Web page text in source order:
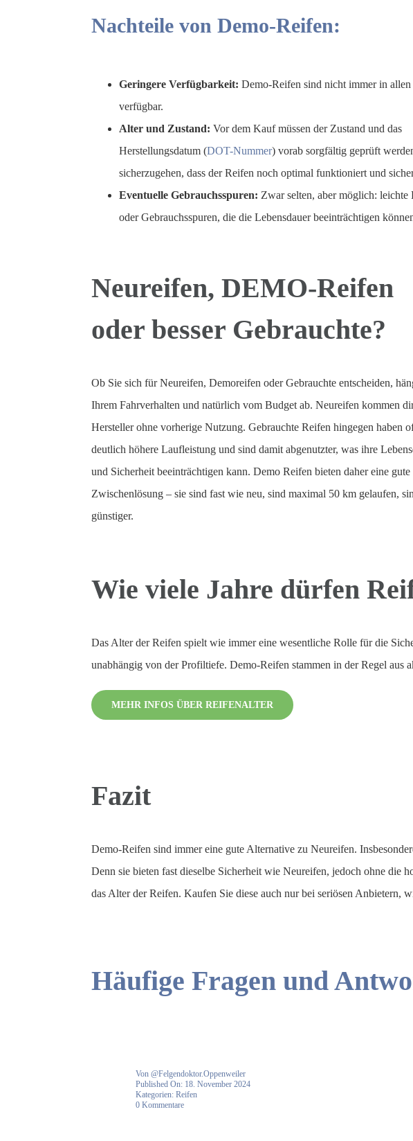
Nachteile von Demo-Reifen:
Geringere Verfügbarkeit: Demo-Reifen sind nicht immer in
verfügbar.
Alter und Zustand: Vor dem Kauf müssen der Zustand und das
Herstellungsdatum (DOT-Nummer) vorab sorgfältig geprüft
sicherzugehen, dass der Reifen noch optimal funktioniert und
Eventuelle Gebrauchsspuren: Zwar selten, aber möglich: leichte
oder Gebrauchsspuren, die die Lebensdauer beeinträchtigen
Neureifen, DEMO-Reifen
oder besser Gebrauchte?
Ob Sie sich für Neureifen, Demoreifen oder Gebrauchte entscheiden,
Ihrem Fahrverhalten und natürlich vom Budget ab. Neureifen kommen
Hersteller ohne vorherige Nutzung. Gebrauchte Reifen hingegen haben
deutlich höhere Laufleistung und sind damit abgenutzter, was ihre
und Sicherheit beeinträchtigen kann. Demo Reifen bieten daher eine gute
Zwischenlösung – sie sind fast wie neu, sind maximal 50 km gelaufen,
günstiger.
Wie viele Jahre dürfen
Das Alter der Reifen spielt wie immer eine wesentliche Rolle für die
unabhängig von der Profiltiefe. Demo-Reifen stammen in der Regel aus
MEHR INFOS ÜBER REIFENALTER
Fazit
Demo-Reifen sind immer eine gute Alternative zu Neureifen.
Denn sie bieten fast dieselbe Sicherheit wie Neureifen, jedoch ohne die
das Alter der Reifen. Kaufen Sie diese auch nur bei seriösen Anbietern,
Häufige Fragen und
Von@Felgendoktor.Oppenweiler
Published On: 18. November 2024
Kategorien:Reifen
0 Kommentareon